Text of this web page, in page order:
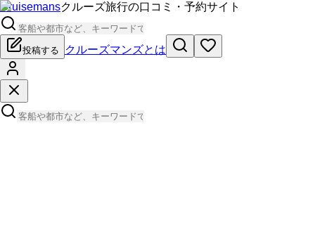
Cruisemansクルーズ旅行の口コミ・予約サイト
投稿する クルーズマンズとは